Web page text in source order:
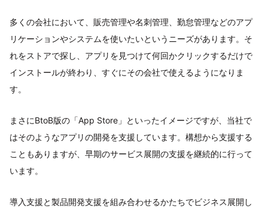
多くの会社において、販売管理や名刺管理、勤怠管理などのアプ
リケーションやシステムを使いたいというニーズがあります。そ
れをストアで探し、アプリを見つけて何回かクリックするだけで
インストールが終わり、すぐにその会社で使えるようになりま
す。
まさにBtoB版の「App Store」といったイメージですが、当社で
はそのようなアプリの開発を支援しています。構想から支援する
こともありますが、早期のサービス展開の支援を継続的に行って
います。
導入支援と製品開発支援を組み合わせるかたちでビジネス展開し